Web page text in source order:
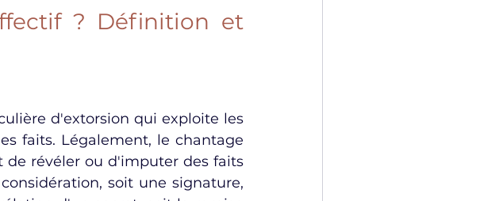
? Définition et
d'extorsion qui exploite les
faits. Légalement, le chantage
révéler ou d'imputer des faits
soit une signature,